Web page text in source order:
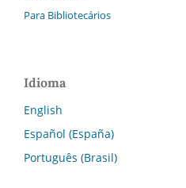
Para Bibliotecários
Idioma
English
Español (España)
Português (Brasil)